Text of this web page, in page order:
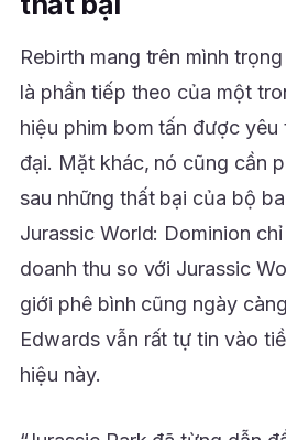
Rebirth mang trên mình
là phần tiếp theo của một
hiệu phim bom tấn được yêu
đại. Mặt khác, nó cũng cần
sau những thất bại của bộ
Jurassic World: Dominion
doanh thu so với Jurassic
giới phê bình cũng ngày
Edwards vẫn rất tự tin vào
hiệu này.